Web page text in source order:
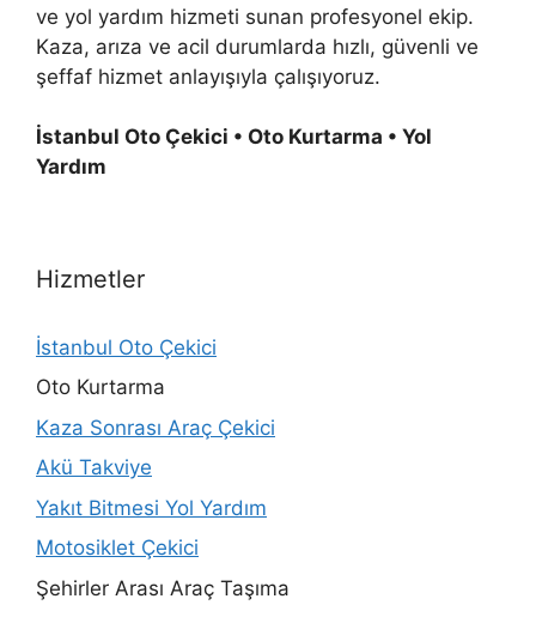
ve yol yardım hizmeti sunan profesyonel ekip.
Kaza, arıza ve acil durumlarda hızlı, güvenli ve
şeffaf hizmet anlayışıyla çalışıyoruz.
İstanbul Oto Çekici • Oto Kurtarma • Yol
Yardım
Hizmetler
İstanbul Oto Çekici
Oto Kurtarma
Kaza Sonrası Araç Çekici
Akü Takviye
Yakıt Bitmesi Yol Yardım
Motosiklet Çekici
Şehirler Arası Araç Taşıma